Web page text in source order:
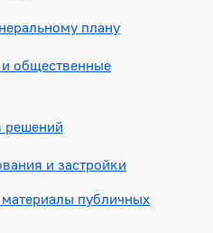
плану
общественные
решений
и застройки
публичных